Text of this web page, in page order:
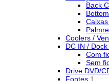
Back
Coolers /
DC IN /
Com
Sem
Drive DVD/
Fontes 1